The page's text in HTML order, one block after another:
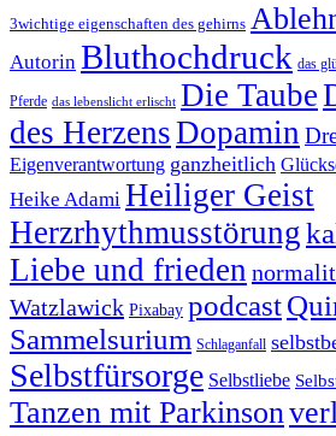
3wichtige eigenschaften des gehirns
Autorin Bluthochdruck das
Pferde das lebenslicht erlischt Die Taube
des HerzensDopamin
Eigenverantwortung ganzheitlich
Heike Adami Heiliger Geist
Herzrhythmusstörung
Liebe und frieden
Watzlawick Pixabay podcast
Sammelsurium Schlaganfall
Selbstfürsorge Selbstliebe
Tanzen mit Parkinson